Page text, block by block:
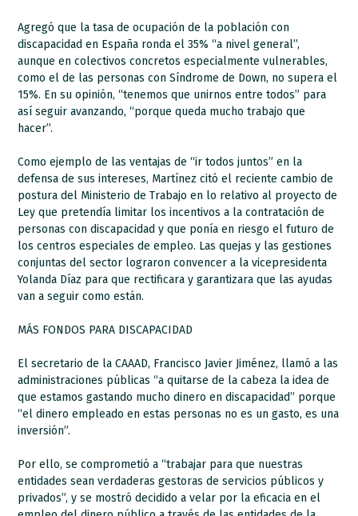
Agregó que la tasa de ocupación de la población con
discapacidad en España ronda el 35% “a nivel general”,
aunque en colectivos concretos especialmente vulnerables,
como el de las personas con Síndrome de Down, no supera el
15%. En su opinión, “tenemos que unirnos entre todos” para
así seguir avanzando, “porque queda mucho trabajo que
hacer”.
Como ejemplo de las ventajas de “ir todos juntos” en la
defensa de sus intereses, Martínez citó el reciente cambio de
postura del Ministerio de Trabajo en lo relativo al proyecto de
Ley que pretendía limitar los incentivos a la contratación de
personas con discapacidad y que ponía en riesgo el futuro de
los centros especiales de empleo. Las quejas y las gestiones
conjuntas del sector lograron convencer a la vicepresidenta
Yolanda Díaz para que rectificara y garantizara que las ayudas
van a seguir como están.
MÁS FONDOS PARA DISCAPACIDAD
El secretario de la CAAAD, Francisco Javier Jiménez, llamó a las
administraciones públicas “a quitarse de la cabeza la idea de
que estamos gastando mucho dinero en discapacidad” porque
“el dinero empleado en estas personas no es un gasto, es una
inversión”.
Por ello, se comprometió a “trabajar para que nuestras
entidades sean verdaderas gestoras de servicios públicos y
privados”, y se mostró decidido a velar por la eficacia en el